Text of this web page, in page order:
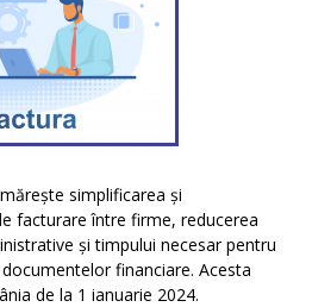
simplificarea și
facturare între firme, reducerea
și timpului necesar pentru
financiare. Acesta
de la 1 ianuarie 2024.